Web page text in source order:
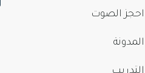
احجز الصوت
المدونة